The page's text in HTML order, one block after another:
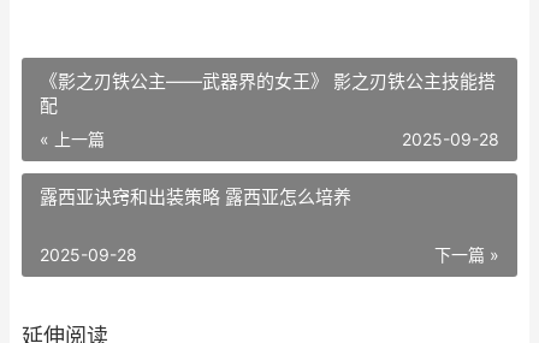
《影之刃铁公主——武器界的女王》 影之刃铁公主技能搭
配
« 上一篇 2025-09-28
露西亚诀窍和出装策略 露西亚怎么培养
下一篇 »
2025-09-28
延伸阅读